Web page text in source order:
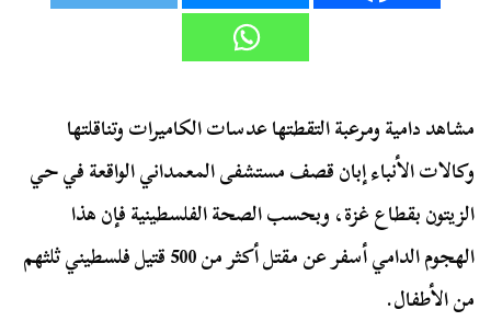
مشاهد دامية ومرعبة التقطتها عدسات الكاميرات وتناقلتها
وكالات الأنباء إبان قصف مستشفى المعمداني الواقعة في حي
الزيتون بقطاع غزة، وبحسب الصحة الفلسطينية فإن هذا
الهجوم الدامي أسفر عن مقتل أكثر من 500 قتيل فلسطيني ثلثهم
من الأطفال.